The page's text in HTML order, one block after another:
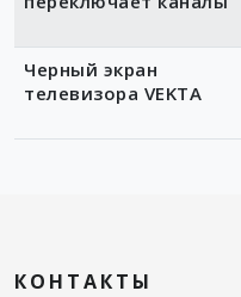
Черный экран
телевизора VEKTA
КОНТАКТЫ